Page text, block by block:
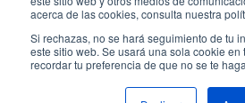
acerca de las cookies, consulta nuestra
Si rechazas, no se hará seguimiento de tu
este sitio web. Se usará una sola cookie en
recordar tu preferencia de que no se te
© 2026 DispatchTrack all rights
privacidad
Términos &